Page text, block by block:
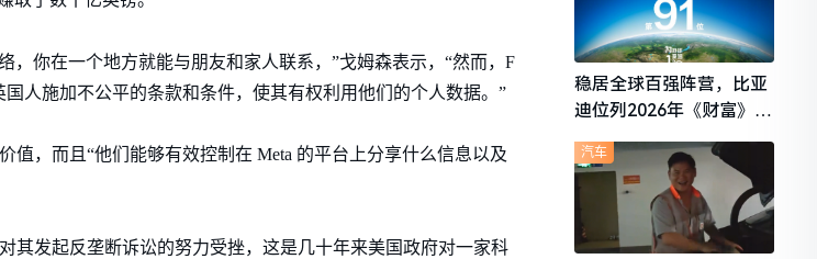
，你在一个地方就能与朋友和家人联系，”戈姆森表示，“然而，F
人施加不公平的条款和条件，使其有权利用他们的个人数据。”
值，而且“他们能够有效控制在 Meta 的平台上分享什么信息以及
其发起反垄断诉讼的努力受挫，这是几十年来美国政府对一家科
稳居全球百强阵营，比亚
迪位列2026年《财富》世
汽车